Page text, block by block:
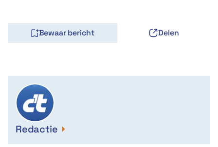
Bewaar bericht Delen
Redactie